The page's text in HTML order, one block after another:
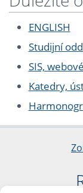
ENGLISH
Studijní
SIS,
Katedry,